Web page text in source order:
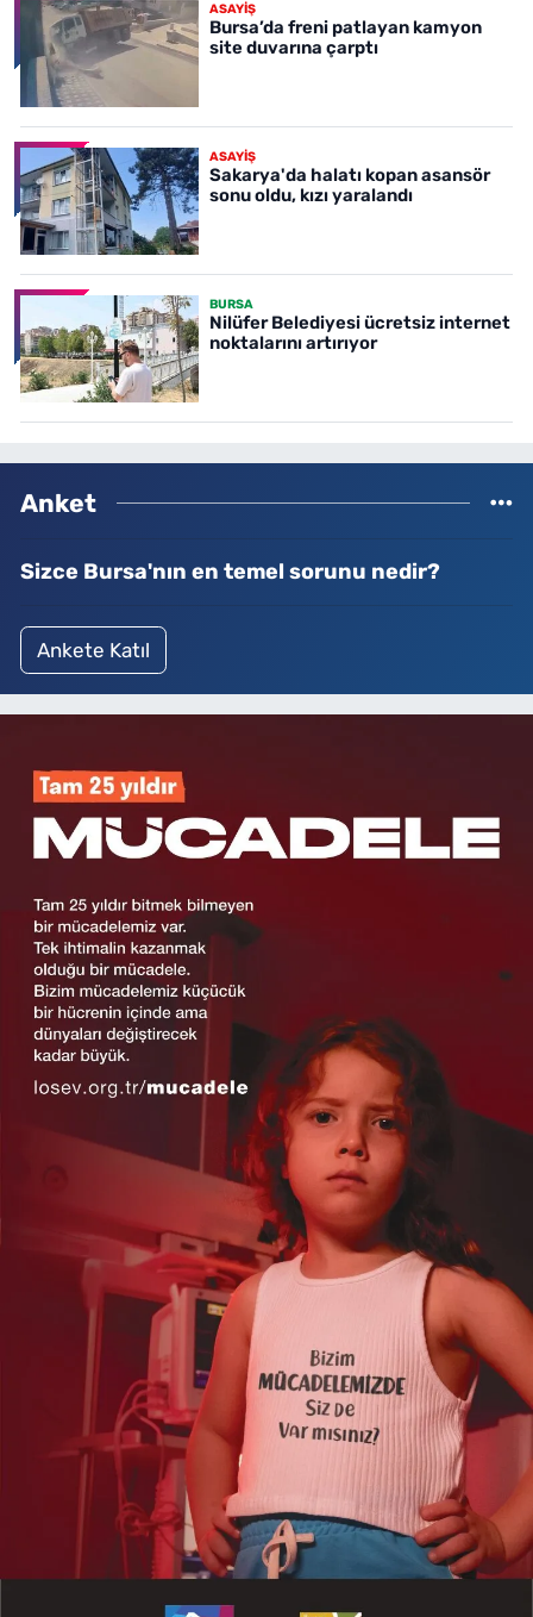
ASAYİŞ
Bursa’da freni patlayan kamyon
site duvarına çarptı
ASAYİŞ
Sakarya'da halatı kopan asansör
sonu oldu, kızı yaralandı
BURSA
Nilüfer Belediyesi ücretsiz internet
noktalarını artırıyor
Anket
Sizce Bursa'nın en temel sorunu nedir?
Ankete Katıl